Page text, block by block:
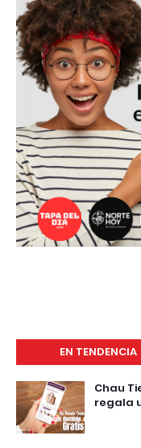
EN TENDENCIA
Chau
regala